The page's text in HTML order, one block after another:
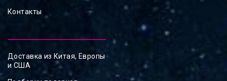
Контакты
Доставка из Китая, Европы
и США